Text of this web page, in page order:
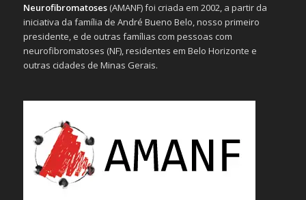
Neurofibromatoses(AMANF) foi criada em 2002, a partir da
iniciativa da família de André Bueno Belo, nosso primeiro
presidente, e de outras famílias com pessoas com
neurofibromatoses (NF), residentes em Belo Horizonte e
outras cidades de Minas Gerais.